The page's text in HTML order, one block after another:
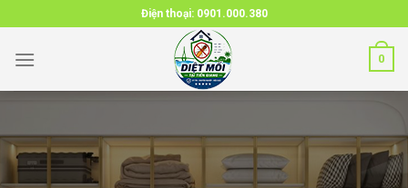
to
content
Điện thoại: 0901.000.380
0